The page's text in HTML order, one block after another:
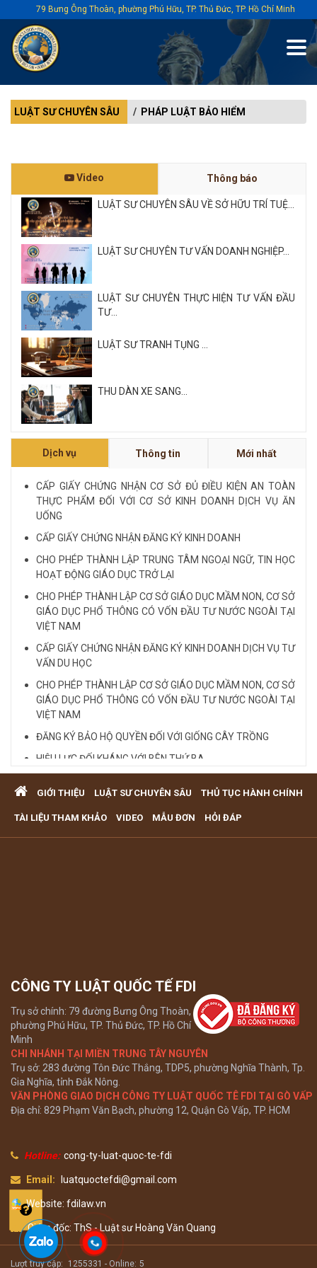
79 Bưng Ông Thoàn, phường Phú Hữu, TP. Thủ Đức, TP. Hồ Chí Minh
LUẬT SƯ CHUYÊN SÂU PHÁP LUẬT BẢO HIỂM
Video Thông báo
LUẬT SƯ CHUYÊN SÂU VỀ SỞ HỮU TRÍ TUỆ...
LUẬT SƯ CHUYÊN TƯ VẤN DOANH NGHIỆP...
LUẬT SƯ CHUYÊN THỰC HIỆN TƯ VẤN ĐẦU
TƯ...
LUẬT SƯ TRANH TỤNG ...
THU DÀN XE SANG...
NỘI QUY VÀ QUY CHẾ CÔNG TY LUẬT QUỐC
LUẬT SƯ CHUYÊN VỀ HÌNH SỰ...
Xem tất cả
Dịch vụ Thông tin Mới nhất
CẤP GIẤY CHỨNG NHẬN CƠ SỞ ĐỦ ĐIỀU KIỆN AN TOÀN
THỰC PHẨM ĐỐI VỚI CƠ SỞ KINH DOANH DỊCH VỤ ĂN
UỐNG
CẤP GIẤY CHỨNG NHẬN ĐĂNG KÝ KINH DOANH
CHO PHÉP THÀNH LẬP TRUNG TÂM NGOẠI NGỮ, TIN HỌC
HOẠT ĐỘNG GIÁO DỤC TRỞ LẠI
CHO PHÉP THÀNH LẬP CƠ SỞ GIÁO DỤC MẦM NON, CƠ SỞ
GIÁO DỤC PHỔ THÔNG CÓ VỐN ĐẦU TƯ NƯỚC NGOÀI TẠI
VIỆT NAM
CẤP GIẤY CHỨNG NHẬN ĐĂNG KÝ KINH DOANH DỊCH VỤ TƯ
VẤN DU HỌC
CHO PHÉP THÀNH LẬP CƠ SỞ GIÁO DỤC MẦM NON, CƠ SỞ
GIÁO DỤC PHỔ THÔNG CÓ VỐN ĐẦU TƯ NƯỚC NGOÀI TẠI
VIỆT NAM
ĐĂNG KÝ BẢO HỘ QUYỀN ĐỐI VỚI GIỐNG CÂY TRỒNG
HIỆU LỰC ĐỐI KHÁNG VỚI BÊN THỨ BA
với đất
VĂN PHÒNG LUẬT SƯ TƯ VẤN MIỄN PHÍ QUA ĐIỆN THOẠI
GIỚI THIỆU LUẬT SƯ CHUYÊN SÂU THỦ TỤC HÀNH CHÍNH
TÀI LIỆU THAM KHẢO VIDEO MẪU ĐƠN HỎI ĐÁP
CÔNG TY LUẬT QUỐC TẾ FDI
Trụ sở chính: 79 đường Bưng Ông Thoàn,
phường Phú Hữu, TP. Thủ Đức, TP. Hồ Chí
Minh
CHI NHÁNH TẠI MIỀN TRUNG TÂY NGUYÊN
Trụ sở: 283 đường Tôn Đức Thắng, TDP5, phường Nghĩa Thành, Tp.
Gia Nghĩa, tỉnh Đắk Nông.
VĂN PHÒNG GIAO DỊCH CÔNG TY LUẬT QUỐC TÊ FDI TẠI GÒ VẤP
Địa chỉ: 829 Phạm Văn Bạch, phường 12, Quận Gò Vấp, TP. HCM
Hotline: cong-ty-luat-quoc-te-fdi
Email: luatquoctefdi@gmail.com
Website: fdilaw.vn
Giám đốc: ThS - Luật sư Hoàng Văn Quang
Lượt truy cập: 1255331 - Online: 5